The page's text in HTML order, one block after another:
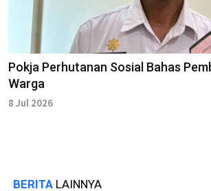
Pokja Perhutanan Sosial Bahas
Warga
8 Jul 2026
BERITA LAINNYA